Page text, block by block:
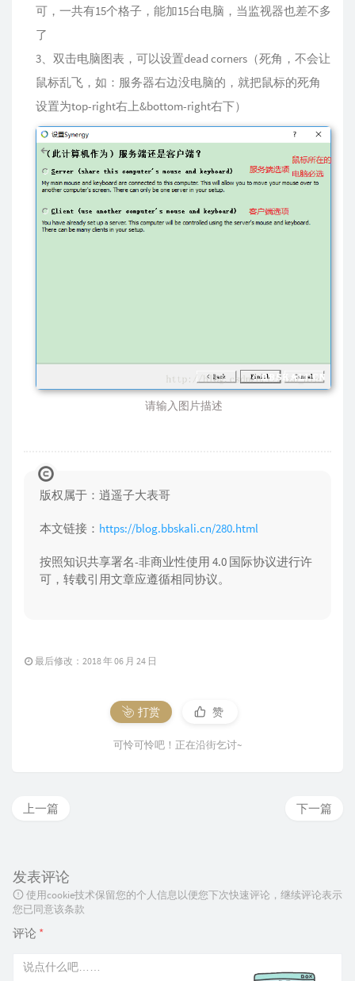
可，一共有15个格子，能加15台电脑，当监视器也差不多
了
3、双击电脑图表，可以设置dead corners（死角，不会让
鼠标乱飞，如：服务器右边没电脑的，就把鼠标的死角
设置为top-right右上&bottom-right右下）
请输入图片描述
版权属于：逍遥子大表哥
本文链接： https://blog.bbskali.cn/280.html
按照知识共享署名-非商业性使用 4.0 国际协议进行许
可，转载引用文章应遵循相同协议。
最后修改：2018 年 06 月 24 日
打赏 赞
可怜可怜吧！正在沿街乞讨~
下一篇
上一篇
发表评论
使用cookie技术保留您的个人信息以便您下次快速评论，继续评论表示
您已同意该条款
评论 *